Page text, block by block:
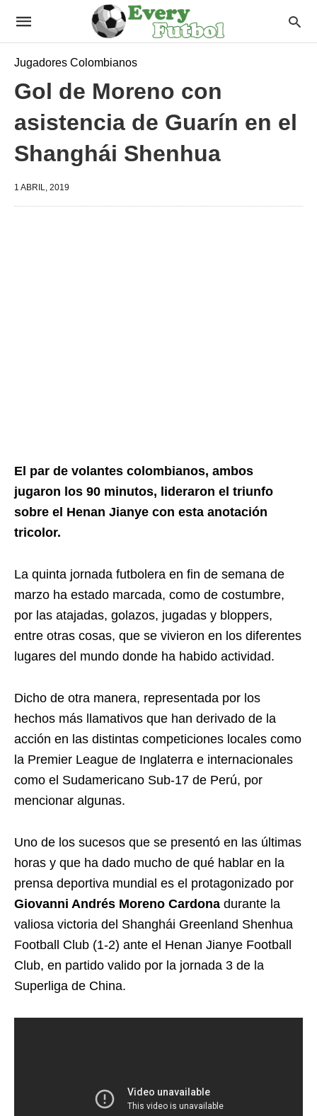
Jugadores Colombianos
Gol de Moreno con
asistencia de Guarín en el
Shanghái Shenhua
1 ABRIL, 2019
El par de volantes colombianos, ambos
jugaron los 90 minutos, lideraron el triunfo
sobre el Henan Jianye con esta anotación
tricolor.
La quinta jornada futbolera en fin de semana de
marzo ha estado marcada, como de costumbre,
por las atajadas, golazos, jugadas y bloppers,
entre otras cosas, que se vivieron en los diferentes
lugares del mundo donde ha habido actividad.
Dicho de otra manera, representada por los
hechos más llamativos que han derivado de la
acción en las distintas competiciones locales como
la Premier League de Inglaterra e internacionales
como el Sudamericano Sub-17 de Perú, por
mencionar algunas.
Uno de los sucesos que se presentó en las últimas
horas y que ha dado mucho de qué hablar en la
prensa deportiva mundial es el protagonizado por
Giovanni Andrés Moreno Cardona durante la
valiosa victoria del Shanghái Greenland Shenhua
Football Club (1-2) ante el Henan Jianye Football
Club, en partido valido por la jornada 3 de la
Superliga de China.